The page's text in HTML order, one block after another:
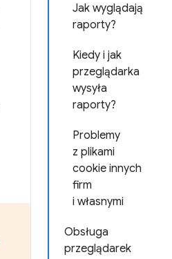
Jak wyglądają
raporty?
Kiedy i jak
przeglądarka
wysyła
raporty?
Problemy
z plikami
cookie innych
firm
i własnymi
Obsługa
przeglądarek